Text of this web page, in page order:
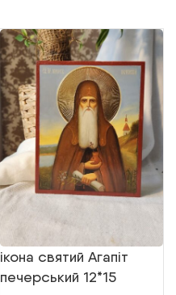
ікона святий Агапіт
печерський 12*15